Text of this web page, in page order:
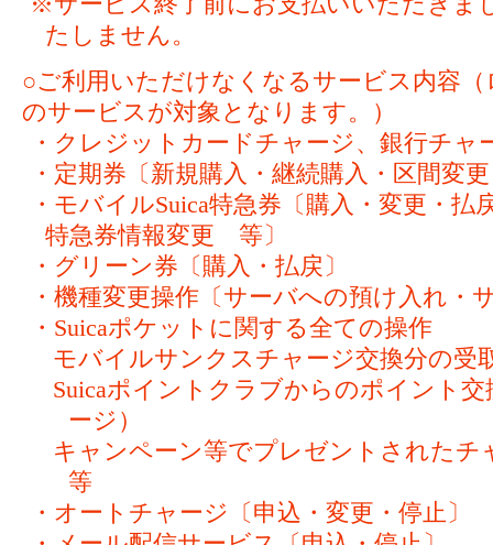
たしません。
○ご利用いただけなくなるサービス内容
のサービスが対象となります。）
・クレジットカードチャージ、銀行チャ
・定期券〔新規購入・継続購入・区間変
・モバイルSuica特急券〔購入・変更・払
特急券情報変更 等〕
・グリーン券〔購入・払戻〕
・機種変更操作〔サーバへの預け入れ・
・Suicaポケットに関する全ての操作
モバイルサンクスチャージ交換分の受
Suicaポイントクラブからのポイント
ージ）
キャンペーン等でプレゼントされた
等
・オートチャージ〔申込・変更・停止〕